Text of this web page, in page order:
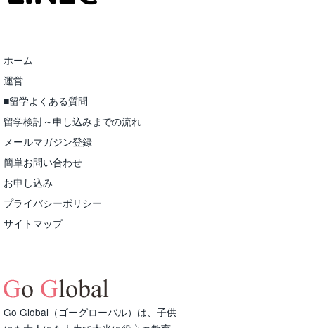
ホーム
運営
■留学よくある質問
留学検討～申し込みまでの流れ
メールマガジン登録
簡単お問い合わせ
お申し込み
プライバシーポリシー
サイトマップ
Go Global（ゴーグローバル）は、子供